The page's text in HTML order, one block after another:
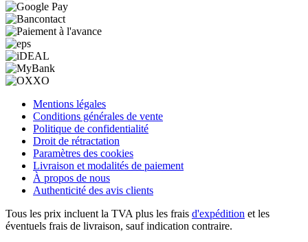
Mentions légales
Conditions générales de vente
Politique de confidentialité
Droit de rétractation
Paramètres des cookies
Livraison et modalités de paiement
À propos de nous
Authenticité des avis clients
Tous les prix incluent la TVA plus les frais d'expédition et les
éventuels frais de livraison, sauf indication contraire.